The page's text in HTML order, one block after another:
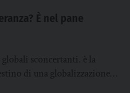
È nel pane
sconcertanti. è la
di una globalizzazione